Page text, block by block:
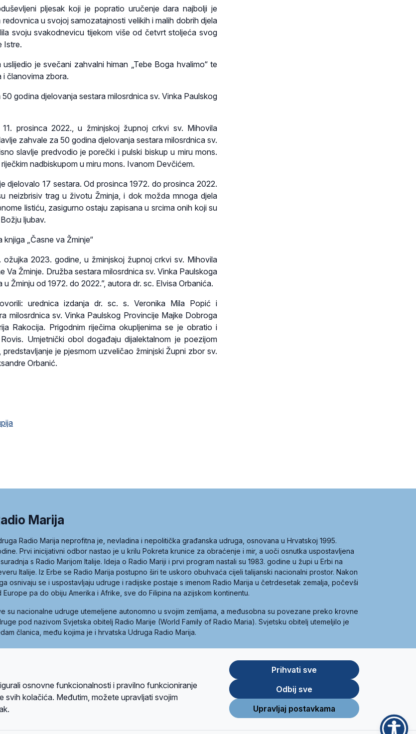
pljesak koji je popratio uručenje dara najbolji je
u svojoj samozatajnosti velikih i malih dobrih djela
svoju svakodnevicu tijekom više od četvrt stoljeća svog
Istre.
je svečani zahvalni himan „Tebe Boga hvalimo“ te
i članovima zbora.
godina djelovanja sestara milosrdnica sv. Vinka Paulskog
prosinca 2022., u žminjskoj župnoj crkvi sv. Mihovila
zahvale za 50 godina djelovanja sestara milosrdnica sv.
slavlje predvodio je porečki i pulski biskup u miru mons.
nadbiskupom u miru mons. Ivanom Devčićem.
djelovalo 17 sestara. Od prosinca 1972. do prosinca 2022.
neizbrisiv trag u životu Žminja, i dok možda mnoga djela
listiću, zasigurno ostaju zapisana u srcima onih koji su
ljubav.
„Časne va Žminje“
ožujka 2023. godine, u žminjskoj župnoj crkvi sv. Mihovila
Va Žminje. Družba sestara milosrdnica sv. Vinka Paulskoga
Žminju od 1972. do 2022.”, autora dr. sc. Elvisa Orbanića.
urednica izdanja dr. sc. s. Veronika Mila Popić i
milosrdnica sv. Vinka Paulskog Provincije Majke Dobroga
Rakocija. Prigodnim riječima okupljenima se je obratio i
Umjetnički obol događaju dijalektalnom je poezijom
predstavljanje je pjesmom uzveličao žminjski Župni zbor sv.
Orbanić.
Marija
Radio Marija neprofitna je, nevladina i nepolitička građanska udruga, osnovana u Hrvatskoj 1995.
Prvi inicijativni odbor nastao je u krilu Pokreta krunice za obraćenje i mir, a uoči osnutka uspostavljena
s Radio Marijom Italije. Ideja o Radio Mariji i prvi program nastali su 1983. godine u župi u Erbi na
Italije. Iz Erbe se Radio Marija postupno širi te uskoro obuhvaća cijeli talijanski nacionalni prostor. Nakon
osnivaju se i uspostavljaju udruge i radijske postaje s imenom Radio Marija u četrdesetak zemalja, počevši
Europe pa do obiju Amerika i Afrike, sve do Filipina na azijskom kontinentu.
su nacionalne udruge utemeljene autonomno u svojim zemljama, a međusobna su povezane preko krovne
pod nazivom Svjetska obitelj Radio Marije (World Family of Radio Maria). Svjetsku obitelj utemeljilo je
članica, među kojima je i hrvatska Udruga Radio Marija.
Store
osnovne funkcionalnosti i pravilno funkcioniranje
svih kolačića. Međutim, možete upravljati svojim
Prihvati sve
Odbij sve
Upravljaj postavkama